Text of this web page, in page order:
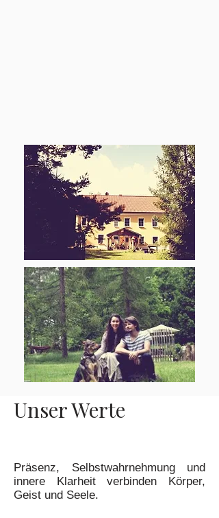
Unser Werte
Präsenz, Selbstwahrnehmung und
innere Klarheit verbinden Körper,
Geist und Seele.